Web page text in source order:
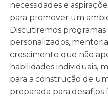
necessidades e
para promover um
Discutiremos
personalizados,
crescimento que não
habilidades individuais,
para a construção de
preparada para desafios